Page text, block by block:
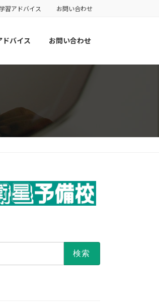
学習アドバイス お問い合わせ
ドバイス お問い合わせ